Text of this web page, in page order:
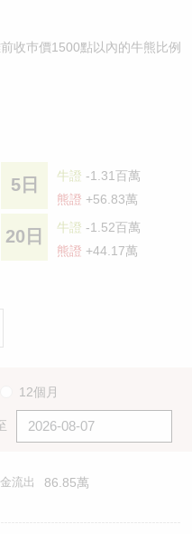
收巿價1500點以內的牛熊比例
5日 牛證 -1.31百萬
熊證 +56.83萬
20日 牛證 -1.52百萬
熊證 +44.17萬
12個月
流出 86.85萬